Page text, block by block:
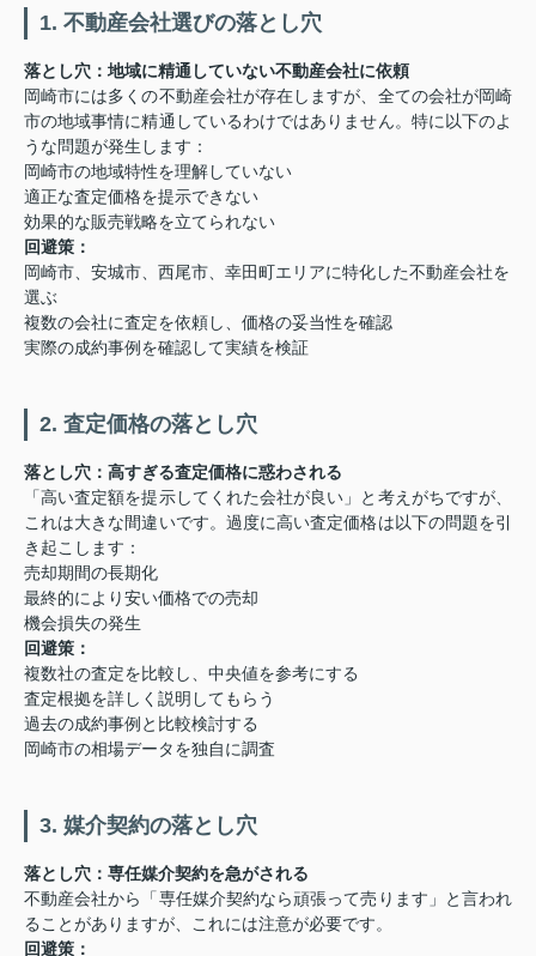
1. 不動産会社選びの落とし穴
落とし穴：地域に精通していない不動産会社に依頼
岡崎市には多くの不動産会社が存在しますが、全ての会社が岡崎
市の地域事情に精通しているわけではありません。特に以下のよ
うな問題が発生します：
岡崎市の地域特性を理解していない
適正な査定価格を提示できない
効果的な販売戦略を立てられない
回避策：
岡崎市、安城市、西尾市、幸田町エリアに特化した不動産会社を
選ぶ
複数の会社に査定を依頼し、価格の妥当性を確認
実際の成約事例を確認して実績を検証
2. 査定価格の落とし穴
落とし穴：高すぎる査定価格に惑わされる
「高い査定額を提示してくれた会社が良い」と考えがちですが、
これは大きな間違いです。過度に高い査定価格は以下の問題を引
き起こします：
売却期間の長期化
最終的により安い価格での売却
機会損失の発生
回避策：
複数社の査定を比較し、中央値を参考にする
査定根拠を詳しく説明してもらう
過去の成約事例と比較検討する
岡崎市の相場データを独自に調査
3. 媒介契約の落とし穴
落とし穴：専任媒介契約を急がされる
不動産会社から「専任媒介契約なら頑張って売ります」と言われ
ることがありますが、これには注意が必要です。
回避策：